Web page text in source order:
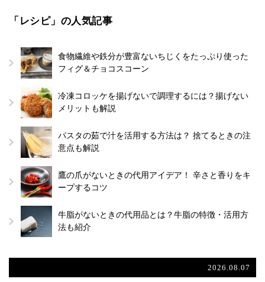
「レシピ」の人気記事
食物繊維や鉄分が豊富ないちじくをたっぷり使った
フィグ＆チョコスコーン
冷凍コロッケを揚げないで調理するには？揚げない
メリットも解説
パスタの茹で汁を活用する方法は？ 捨てるときの注
意点も解説
鷹の爪がないときの代用アイデア！ 辛さと香りをキ
ープするコツ
牛脂がないときの代用品とは？牛脂の特徴・活用方
法も紹介
2026.08.07